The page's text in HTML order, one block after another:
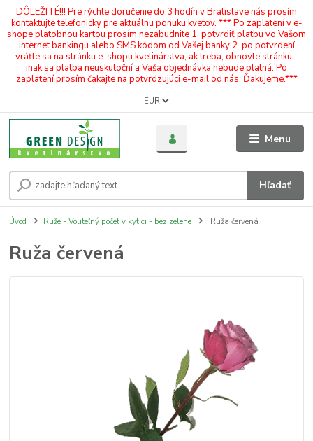
DÔLEŽITÉ!!! Pre rýchle doručenie do 3 hodín v Bratislave nás prosím
kontaktujte telefonicky pre aktuálnu ponuku kvetov. *** Po zaplatení v e-
shope platobnou kartou prosím nezabudnite 1. potvrdiť platbu vo Vašom
internet bankingu alebo SMS kódom od Vašej banky 2. po potvrdení
vráťte sa na stránku e-shopu kvetinárstva, ak treba, obnovte stránku -
inak sa platba neuskutoční a Vaša objednávka nebude platná. Po
zaplatení prosím čakajte na potvrdzujúci e-mail od nás. Ďakujeme.***
Menu
EUR
Hľadať
Úvod Ruže - Voliteľný počet v kytici - bez zelene Ruža červená
Ruža červená